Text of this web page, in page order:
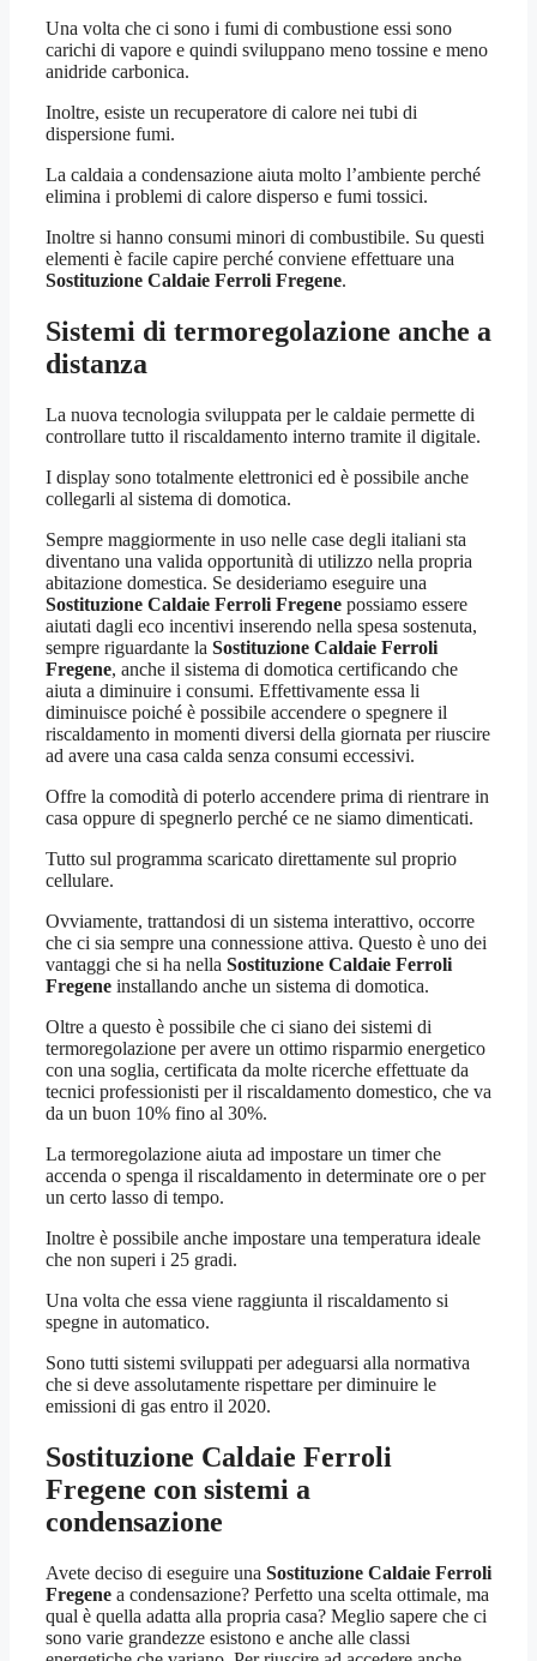
Una volta che ci sono i fumi di combustione essi sono
carichi di vapore e quindi sviluppano meno tossine e meno
anidride carbonica.
Inoltre, esiste un recuperatore di calore nei tubi di
dispersione fumi.
La caldaia a condensazione aiuta molto l’ambiente perché
elimina i problemi di calore disperso e fumi tossici.
Inoltre si hanno consumi minori di combustibile. Su questi
elementi è facile capire perché conviene effettuare una
Sostituzione Caldaie Ferroli Fregene.
Sistemi di termoregolazione anche a
distanza
La nuova tecnologia sviluppata per le caldaie permette di
controllare tutto il riscaldamento interno tramite il digitale.
I display sono totalmente elettronici ed è possibile anche
collegarli al sistema di domotica.
Sempre maggiormente in uso nelle case degli italiani sta
diventano una valida opportunità di utilizzo nella propria
abitazione domestica. Se desideriamo eseguire una
Sostituzione Caldaie Ferroli Fregene possiamo essere
aiutati dagli eco incentivi inserendo nella spesa sostenuta,
sempre riguardante la Sostituzione Caldaie Ferroli
Fregene, anche il sistema di domotica certificando che
aiuta a diminuire i consumi. Effettivamente essa li
diminuisce poiché è possibile accendere o spegnere il
riscaldamento in momenti diversi della giornata per riuscire
ad avere una casa calda senza consumi eccessivi.
Offre la comodità di poterlo accendere prima di rientrare in
casa oppure di spegnerlo perché ce ne siamo dimenticati.
Tutto sul programma scaricato direttamente sul proprio
cellulare.
Ovviamente, trattandosi di un sistema interattivo, occorre
che ci sia sempre una connessione attiva. Questo è uno dei
vantaggi che si ha nella Sostituzione Caldaie Ferroli
Fregene installando anche un sistema di domotica.
Oltre a questo è possibile che ci siano dei sistemi di
termoregolazione per avere un ottimo risparmio energetico
con una soglia, certificata da molte ricerche effettuate da
tecnici professionisti per il riscaldamento domestico, che va
da un buon 10% fino al 30%.
La termoregolazione aiuta ad impostare un timer che
accenda o spenga il riscaldamento in determinate ore o per
un certo lasso di tempo.
Inoltre è possibile anche impostare una temperatura ideale
che non superi i 25 gradi.
Una volta che essa viene raggiunta il riscaldamento si
spegne in automatico.
Sono tutti sistemi sviluppati per adeguarsi alla normativa
che si deve assolutamente rispettare per diminuire le
emissioni di gas entro il 2020.
Sostituzione Caldaie Ferroli
Fregene con sistemi a
condensazione
Avete deciso di eseguire una Sostituzione Caldaie Ferroli
Fregene a condensazione? Perfetto una scelta ottimale, ma
qual è quella adatta alla propria casa? Meglio sapere che ci
sono varie grandezze esistono e anche alle classi